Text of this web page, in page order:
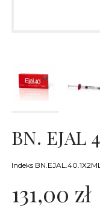
BN. EJAL
Indeks
131,00 zł